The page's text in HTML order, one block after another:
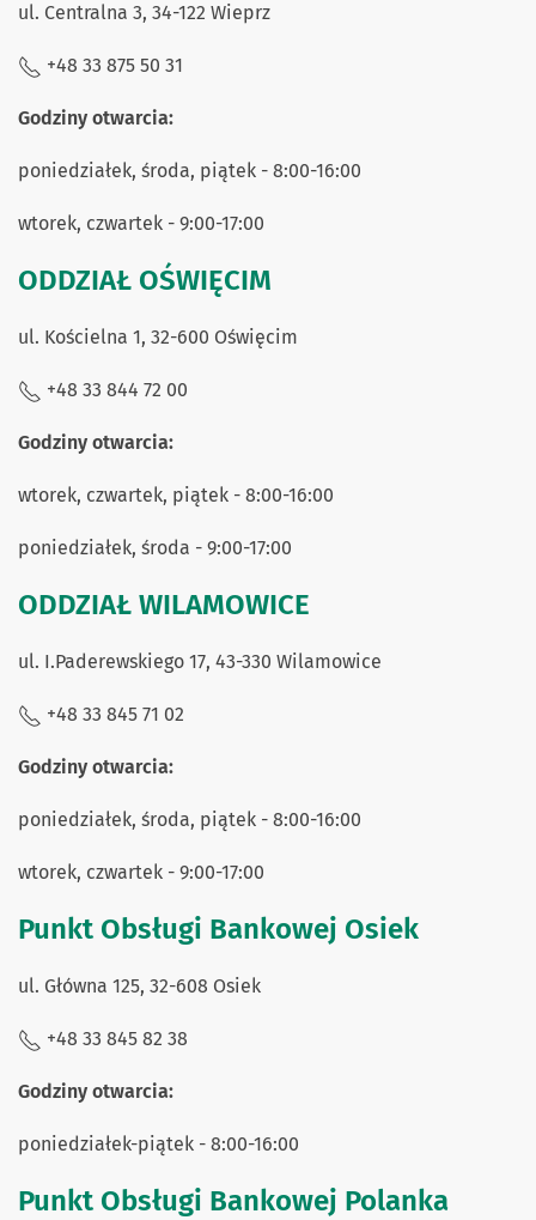
ul. Centralna 3, 34-122 Wieprz
+48 33 875 50 31
Godziny otwarcia:
poniedziałek, środa, piątek - 8:00-16:00
wtorek, czwartek - 9:00-17:00
ODDZIAŁ OŚWIĘCIM
ul. Kościelna 1, 32-600 Oświęcim
+48 33 844 72 00
Godziny otwarcia:
wtorek, czwartek, piątek - 8:00-16:00
poniedziałek, środa - 9:00-17:00
ODDZIAŁ WILAMOWICE
ul. I.Paderewskiego 17, 43-330 Wilamowice
+48 33 845 71 02
Godziny otwarcia:
poniedziałek, środa, piątek - 8:00-16:00
wtorek, czwartek - 9:00-17:00
Punkt Obsługi Bankowej Osiek
ul. Główna 125, 32-608 Osiek
+48 33 845 82 38
Godziny otwarcia:
poniedziałek-piątek - 8:00-16:00
Punkt Obsługi Bankowej Polanka